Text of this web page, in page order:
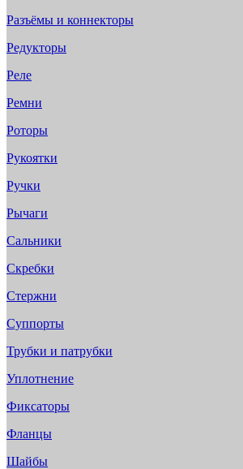
Разъёмы и коннекторы
Редукторы
Реле
Ремни
Роторы
Рукоятки
Ручки
Рычаги
Сальники
Скребки
Стержни
Суппорты
Трубки и патрубки
Уплотнение
Фиксаторы
Фланцы
Шайбы